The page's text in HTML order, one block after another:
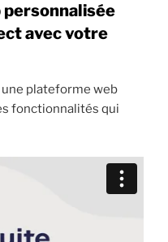
avec votre
une plateforme web
fonctionnalités qui